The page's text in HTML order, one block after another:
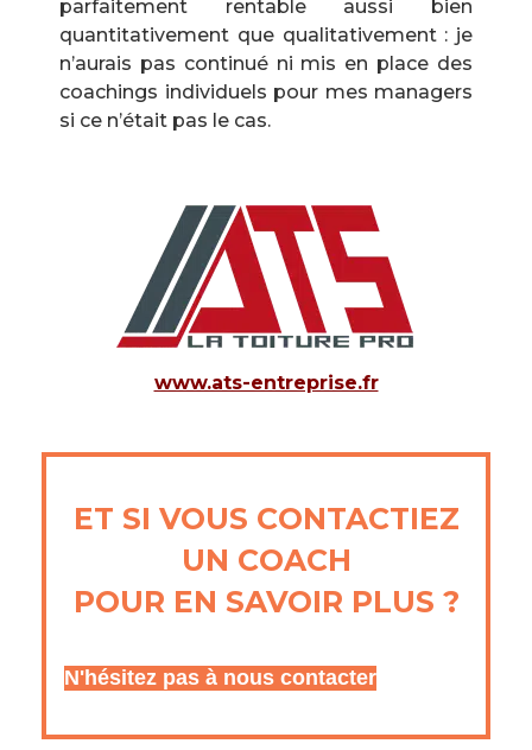
parfaitement rentable aussi bien
quantitativement que qualitativement : je
n’aurais pas continué ni mis en place des
coachings individuels pour mes managers
si ce n’était pas le cas.
www.ats-entreprise.fr
ET SI VOUS CONTACTIEZ
UN COACH
POUR EN SAVOIR PLUS ?
N'hésitez pas à nous contacter